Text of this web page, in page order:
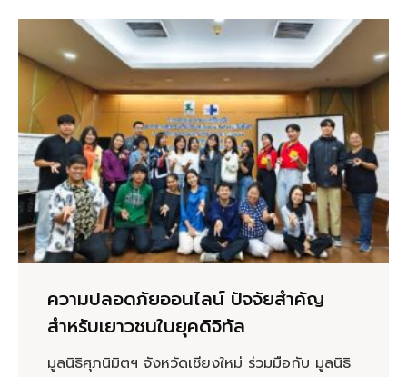
ความปลอดภัยออนไลน์ ปัจจัยสำคัญ
สำหรับเยาวชนในยุคดิจิทัล
มูลนิธิศุภนิมิตฯ จังหวัดเชียงใหม่ ร่วมมือกับ มูลนิธิ